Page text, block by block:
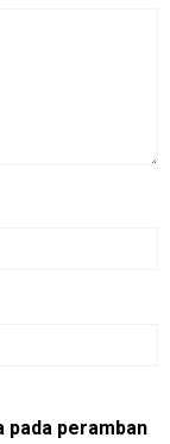
pada peramban